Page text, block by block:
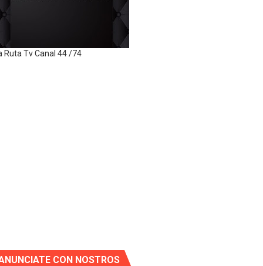
Ruta Tv Canal 44 /74
CON NOSTROS